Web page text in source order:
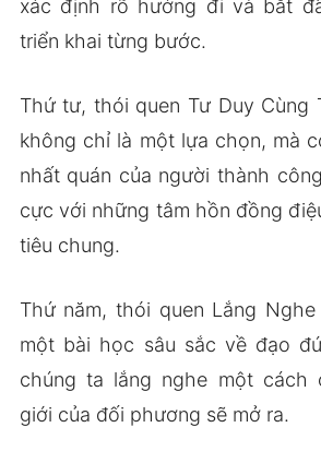
xác định rõ hướng đi và bắt
triển khai từng bước.
Thứ tư, thói quen Tư Duy Cùng
không chỉ là một lựa chọn, mà
nhất quán của người thành
cực với những tâm hồn đồng
tiêu chung.
Thứ năm, thói quen Lắng
một bài học sâu sắc về đạo
chúng ta lắng nghe một cách
giới của đối phương sẽ mở ra.